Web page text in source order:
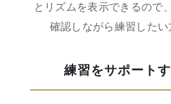
とリズムを表示できるので
確認しながら練習したい
練習をサポート